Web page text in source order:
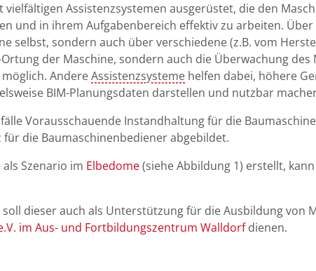
Assistenzsystemen ausgerüstet, die den
und in ihrem Aufgabenbereich effektiv zu arbeiten.
selbst, sondern auch über verschiedene (z.B. vom
der Maschine, sondern auch die Überwachung des
AndereAssistenzsysteme helfen dabei, höhere
BIM-Planungsdaten darstellen und nutzbar
Vorausschauende Instandhaltung für die
die Baumaschinenbediener abgebildet.
Szenario im Elbedome(siehe Abbildung 1) erstellt,
dieser auch als Unterstützung für die Ausbildung von
im Aus- und Fortbildungszentrum Walldorfdienen.